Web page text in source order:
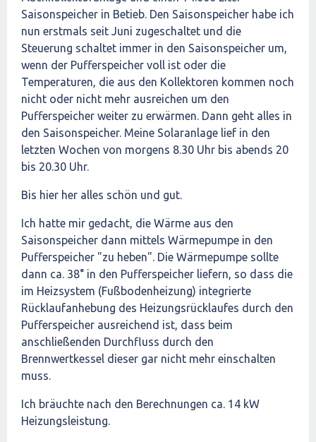
Saisonspeicher in Betieb. Den Saisonspeicher habe ich
nun erstmals seit Juni zugeschaltet und die
Steuerung schaltet immer in den Saisonspeicher um,
wenn der Pufferspeicher voll ist oder die
Temperaturen, die aus den Kollektoren kommen noch
nicht oder nicht mehr ausreichen um den
Pufferspeicher weiter zu erwärmen. Dann geht alles in
den Saisonspeicher. Meine Solaranlage lief in den
letzten Wochen von morgens 8.30 Uhr bis abends 20
bis 20.30 Uhr.
Bis hier her alles schön und gut.
Ich hatte mir gedacht, die Wärme aus den
Saisonspeicher dann mittels Wärmepumpe in den
Pufferspeicher "zu heben". Die Wärmepumpe sollte
dann ca. 38° in den Pufferspeicher liefern, so dass die
im Heizsystem (Fußbodenheizung) integrierte
Rücklaufanhebung des Heizungsrücklaufes durch den
Pufferspeicher ausreichend ist, dass beim
anschließenden Durchfluss durch den
Brennwertkessel dieser gar nicht mehr einschalten
muss.
Ich bräuchte nach den Berechnungen ca. 14 kW
Heizungsleistung.